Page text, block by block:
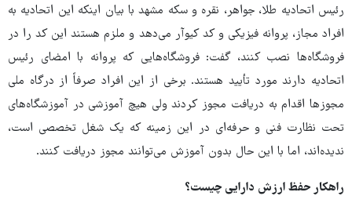
رئیس اتحادیه طلا، جواهر، نقره و سکه مشهد با بیان اینکه این اتحادیه به
افراد مجاز، پروانه فیزیکی و کد کیوآر می‌دهد و ملزم هستند این کد را در
فروشگاه‌ها نصب کنند، گفت: فروشگاه‌هایی که پروانه با امضای رئیس
اتحادیه دارند مورد تأیید هستند. برخی از این افراد صرفاً از درگاه ملی
مجوزها اقدام به دریافت مجوز کردند ولی هیچ آموزشی در آموزشگاه‌های
تحت نظارت فنی و حرفه‌ای در این زمینه که یک شغل تخصصی است،
ندیده‌اند، اما با این حال بدون آموزش می‌توانند مجوز دریافت کنند.
راهکار حفظ ارزش دارایی چیست؟